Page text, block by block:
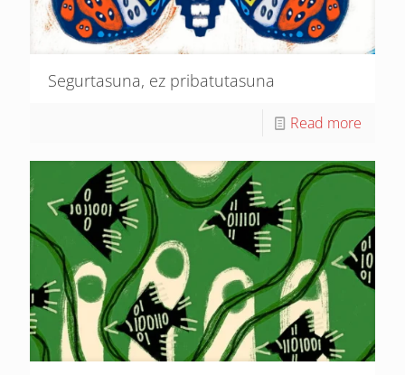
Segurtasuna, ez pribatutasuna
Read more